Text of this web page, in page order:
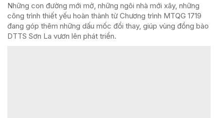
Những con đường mới mở, những ngôi nhà mới xây, những
công trình thiết yếu hoàn thành từ Chương trình MTQG 1719
đang góp thêm những dấu mốc đổi thay, giúp vùng đồng bào
DTTS Sơn La vươn lên phát triển.